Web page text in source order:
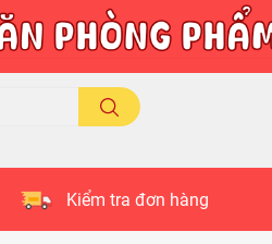
Kiểm tra đơn hàng